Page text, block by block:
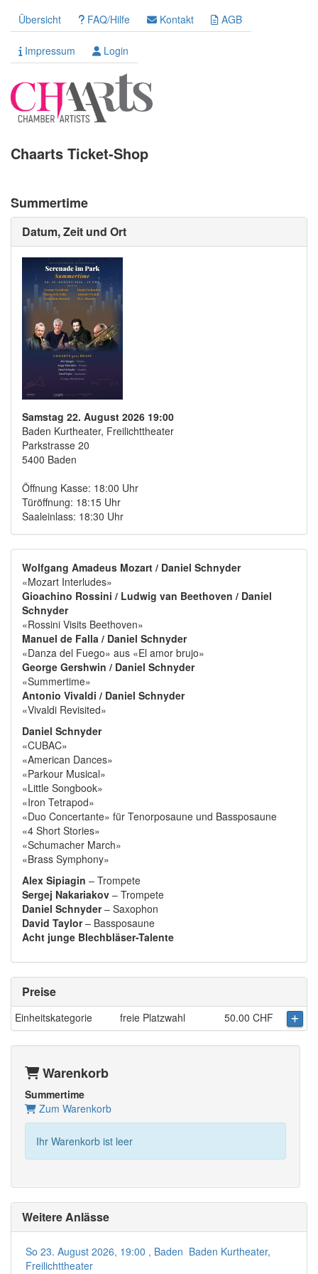
Übersicht FAQ/Hilfe Kontakt AGB
Impressum Login
Chaarts Ticket-Shop
Summertime
Datum, Zeit und Ort
Samstag 22. August 2026 19:00
Baden Kurtheater, Freilichttheater
Parkstrasse 20
5400 Baden
Öffnung Kasse: 18:00 Uhr
Türöffnung: 18:15 Uhr
Saaleinlass: 18:30 Uhr
Wolfgang Amadeus Mozart / Daniel Schnyder
«Mozart Interludes»
Gioachino Rossini / Ludwig van Beethoven / Daniel
Schnyder
«Rossini Visits Beethoven»
Manuel de Falla / Daniel Schnyder
«Danza del Fuego» aus «El amor brujo»
George Gershwin / Daniel Schnyder
«Summertime»
Antonio Vivaldi / Daniel Schnyder
«Vivaldi Revisited»
Daniel Schnyder
«CUBAC»
«American Dances»
«Parkour Musical»
«Little Songbook»
«Iron Tetrapod»
«Duo Concertante» für Tenorposaune und Bassposaune
«4 Short Stories»
«Schumacher March»
«Brass Symphony»
Alex Sipiagin – Trompete
Sergej Nakariakov – Trompete
Daniel Schnyder– Saxophon
David Taylor– Bassposaune
Acht junge Blechbläser-Talente
Preise
Einheitskategorie freie Platzwahl 50.00 CHF
Warenkorb
Summertime
Zum Warenkorb
Ihr Warenkorb ist leer
Weitere Anlässe
So 23. August 2026, 19:00 , Baden Baden Kurtheater,
Freilichttheater